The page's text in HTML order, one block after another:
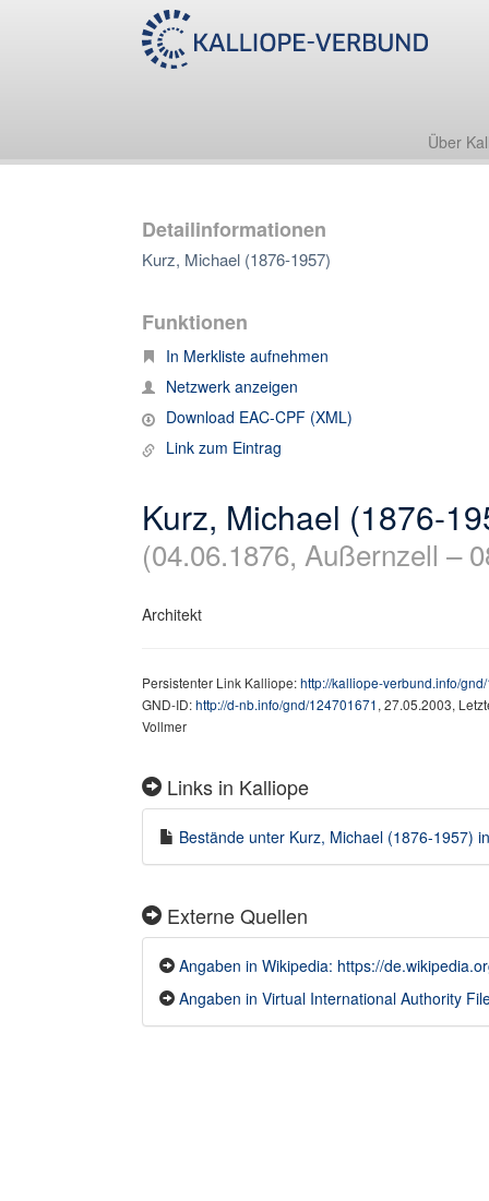
Über
Detailinformationen
Kurz, Michael (1876-1957)
Funktionen
In Merkliste aufnehmen
Netzwerk anzeigen
Download EAC-CPF (XML)
Link zum Eintrag
Kurz, Michael (1876-
(04.06.1876, Außernzell –
Architekt
Persistenter Link Kalliope:http://kalliope-verbund.info/
GND-ID:http://d-nb.info/gnd/124701671, 27.05.2003,
Vollmer
Links in Kalliope
Bestände unter Kurz, Michael (1876-1957)
Externe Quellen
Angaben in Wikipedia: https://
Angaben in Virtual International Authority